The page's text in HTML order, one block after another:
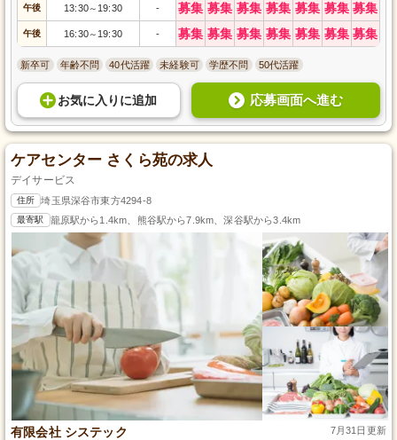
午後 13:30～ 19:30 - 募集 募集 募集 募集 募集 募集 募集
午後 16:30～ 19:30 - 募集 募集 募集 募集 募集 募集 募集
新卒可 年齢不問 40代活躍 未経験可 学歴不問 50代活躍
お気に入り に追加 応募画面へ進む
ケアセンター さくら苑の求人
デイサービス
住所 埼玉県深谷市東方4294-8
最寄駅 籠原駅から1.4km、熊谷駅から7.9km、深谷駅から3.4km
有限会社 システック 7月31日更新